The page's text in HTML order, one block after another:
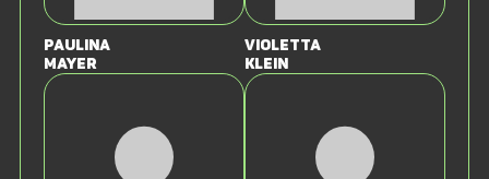
Paulina
Mayer
Violetta
Klein